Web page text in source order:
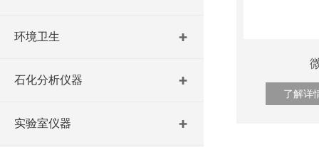
环境卫生
石化分析仪器
实验室仪器
了解详